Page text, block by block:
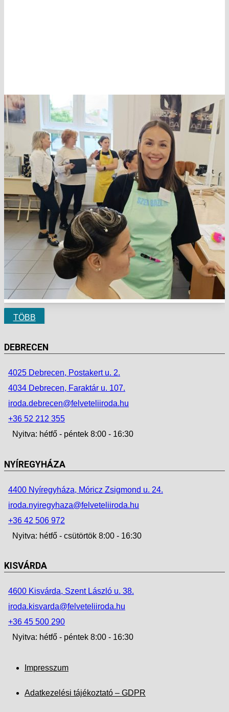
TÖBB
DEBRECEN
4025 Debrecen, Postakert u. 2.
4034 Debrecen, Faraktár u. 107.
iroda.debrecen@felveteliiroda.hu
+36 52 212 355
Nyitva: hétfő - péntek 8:00 - 16:30
NYÍREGYHÁZA
4400 Nyíregyháza, Móricz Zsigmond u. 24.
iroda.nyiregyhaza@felveteliiroda.hu
+36 42 506 972
Nyitva: hétfő - csütörtök 8:00 - 16:30
KISVÁRDA
4600 Kisvárda, Szent László u. 38.
iroda.kisvarda@felveteliiroda.hu
+36 45 500 290
Nyitva: hétfő - péntek 8:00 - 16:30
Impresszum
Adatkezelési tájékoztató – GDPR